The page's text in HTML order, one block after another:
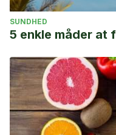
SUNDHED
5 enkle måder at